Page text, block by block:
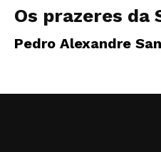
Os prazeres da
Pedro Alexandre